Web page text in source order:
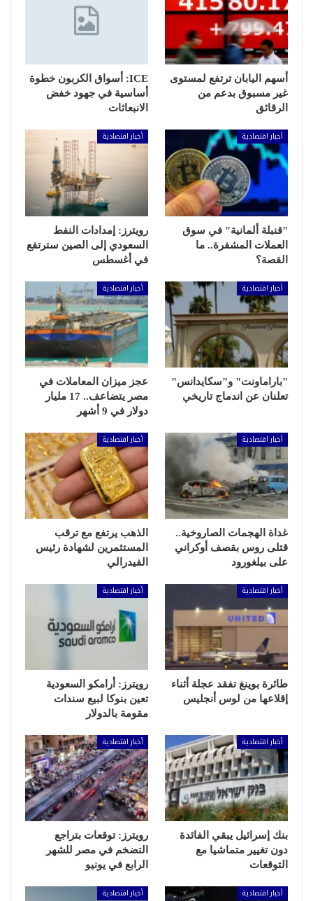
أسهم اليابان ترتفع لمستوى
غير مسبوق بدعم من
الرقائق
ICE: أسواق الكربون خطوة
أساسية في جهود خفض
الانبعاثات
أخبار اقتصادية
"قنبلة ألمانية" في سوق
العملات المشفرة.. ما
القصة؟
أخبار اقتصادية
رويترز: إمدادات النفط
السعودي إلى الصين سترتفع
في أغسطس
أخبار اقتصادية
"باراماونت" و"سكايدانس"
تعلنان عن اندماج تاريخي
أخبار اقتصادية
عجز ميزان المعاملات في
مصر يتضاعف.. 17 مليار
دولار في 9 أشهر
أخبار اقتصادية
غداة الهجمات الصاروخية..
قتلى روس بقصف أوكراني
على بيلغورود
أخبار اقتصادية
الذهب يرتفع مع ترقب
المستثمرين لشهادة رئيس
الفيدرالي
أخبار اقتصادية
طائرة بوينغ تفقد عجلة أثناء
إقلاعها من لوس أنجليس
أخبار اقتصادية
رويترز: أرامكو السعودية
تعين بنوكا لبيع سندات
مقومة بالدولار
أخبار اقتصادية
بنك إسرائيل يبقي الفائدة
دون تغيير متماشيا مع
التوقعات
أخبار اقتصادية
رويترز: توقعات بتراجع
التضخم في مصر للشهر
الرابع في يونيو
أخبار اقتصادية أخبار اقتصادية